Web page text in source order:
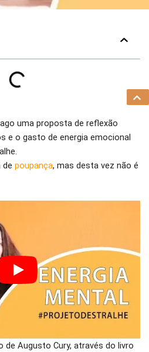
uma proposta de reflexão
e o gasto de energia emocional
de poupança, mas desta vez não é
de Augusto Cury, através do livro